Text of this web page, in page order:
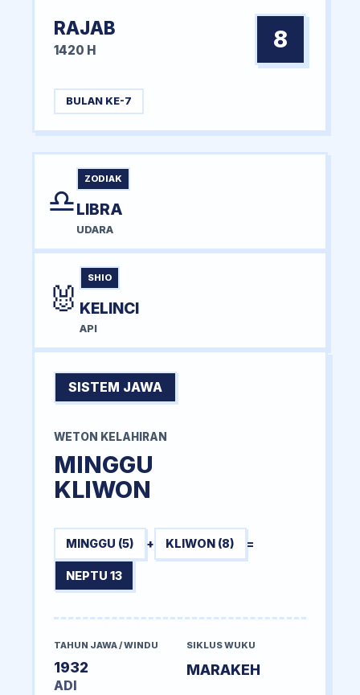
RAJAB
1420 H 8
BULAN KE-7
♎
ZODIAK
LIBRA
UDARA
🐰
SHIO
KELINCI
API
SISTEM JAWA
WETON KELAHIRAN
MINGGU
KLIWON
MINGGU (5) + KLIWON (8) =
NEPTU 13
TAHUN JAWA / WINDU
1932
ADI
SIKLUS WUKU
MARAKEH